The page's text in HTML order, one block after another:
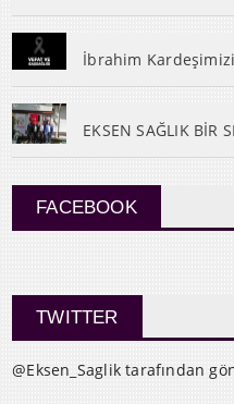
İbrahim
EKSEN SAĞLIK BİR
FACEBOOK
TWITTER
@Eksen_Saglik tarafından